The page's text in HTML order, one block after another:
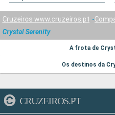
Cruzeiros www.cruzeiros.pt
Crystal Serenity
A frota de
Os destinos da
CRUZEIROS.PT